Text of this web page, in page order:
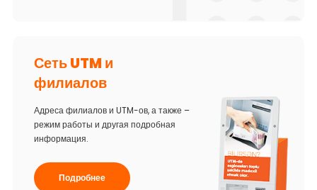
Сеть UTM и
филиалов
Адреса филиалов и UTM-ов, а также –
режим работы и другая подробная
информация.
Подробнее